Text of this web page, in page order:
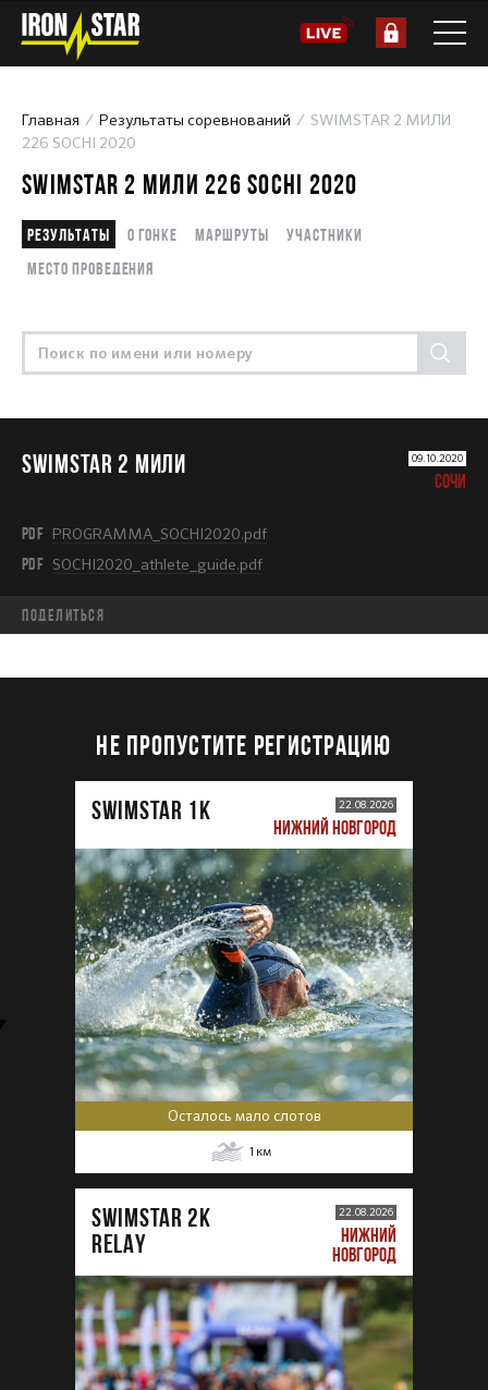
Главная Результаты соревнований
SWIMSTAR 2 МИЛИ
226 SOCHI 2020
SWIMSTAR 2 МИЛИ 226 SOCHI 2020
Результаты О гонке Маршруты
Участники
Место проведения
SWIMSTAR 2 МИЛИ 09.10.2020
СОЧИ
PDF PROGRAMMA_SOCHI2020.pdf
PDF SOCHI2020_athlete_guide.pdf
Поделиться
НЕ ПРОПУСТИТЕ РЕГИСТРАЦИЮ
SWIMSTAR 1K 22.08.2026
НИЖНИЙ НОВГОРОД
Осталось мало слотов
1 км
SWIMSTAR 2K
RELAY
22.08.2026
НИЖНИЙ
НОВГОРОД